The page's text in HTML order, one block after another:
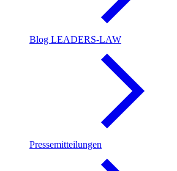
Blog LEADERS-LAW
Pressemitteilungen